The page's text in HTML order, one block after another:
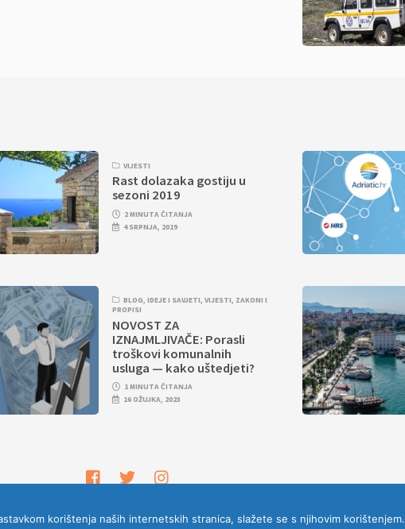
VIJESTI
Rast dolazaka gostiju u
sezoni 2019
2 MINUTA ČITANJA
4 SRPNJA, 2019
BLOG,IDEJE I SAVJETI,VIJESTI, ZAKONI I
PROPISI
NOVOST ZA
IZNAJMLJIVAČE: Porasli
troškovi komunalnih
usluga — kako uštedjeti?
1 MINUTA ČITANJA
16 OŽUJKA, 2023
korištenja naših internetskih stranica, slažete se s njihovim korištenjem.